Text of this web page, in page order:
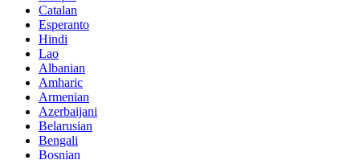
Catalan
Esperanto
Hindi
Lao
Albanian
Amharic
Armenian
Azerbaijani
Belarusian
Bengali
Bosnian